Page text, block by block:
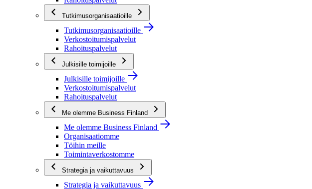
Tutkimusorganisaatioille
Tutkimusorganisaatioille
Verkostoitumispalvelut
Rahoituspalvelut
Julkisille toimijoille
Julkisille toimijoille
Verkostoitumispalvelut
Rahoituspalvelut
Me olemme Business Finland
Me olemme Business Finland
Organisaatiomme
Töihin meille
Toimintaverkostomme
Strategia ja vaikuttavuus
Strategia ja vaikuttavuus